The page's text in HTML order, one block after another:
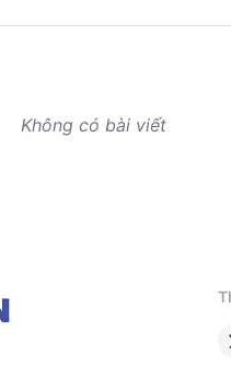
Không có bài viết